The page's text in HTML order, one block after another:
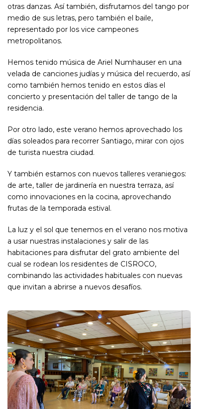
otras danzas. Así también, disfrutamos del tango por
medio de sus letras, pero también el baile,
representado por los vice campeones
metropolitanos.
Hemos tenido música de Ariel Numhauser en una
velada de canciones judías y música del recuerdo, así
como también hemos tenido en estos días el
concierto y presentación del taller de tango de la
residencia.
Por otro lado, este verano hemos aprovechado los
días soleados para recorrer Santiago, mirar con ojos
de turista nuestra ciudad.
Y también estamos con nuevos talleres veraniegos:
de arte, taller de jardinería en nuestra terraza, así
como innovaciones en la cocina, aprovechando
frutas de la temporada estival.
La luz y el sol que tenemos en el verano nos motiva
a usar nuestras instalaciones y salir de las
habitaciones para disfrutar del grato ambiente del
cual se rodean los residentes de CISROCO,
combinando las actividades habituales con nuevas
que invitan a abrirse a nuevos desafíos.